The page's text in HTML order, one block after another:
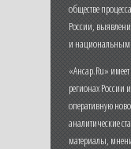
обществе
России,
и национальным
«Ансар.Ru»
регионах России
оперативную
аналитические
материалы,